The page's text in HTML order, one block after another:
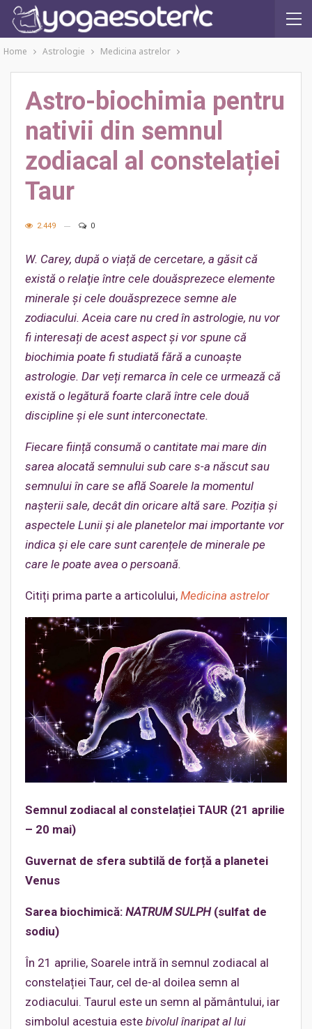
Home Astrologie Medicina astrelor
Astro-biochimia pentru
nativii din semnul
zodiacal al constelației
Taur
2.449 0
W. Carey, după o viață de cercetare, a găsit că
există o relaţie între cele douăsprezece elemente
minerale și cele douăsprezece semne ale
zodiacului. Aceia care nu credîn astrologie, nu vor
fi interesați de acest aspect și vor spune că
biochimia poate fi studiată fără a cunoaște
astrologie. Dar veți remarca în cele ce urmează că
există o legătură foarte clară între cele două
discipline și ele sunt interconectate.
Fiecare ființă consumă o cantitate mai mare din
sarea alocată semnului sub care s-a născut sau
semnului în care se află Soarele la momentul
naşterii sale, decât din oricare altă sare. Poziția și
aspectele Lunii și ale planetelor mai importante vor
indica și ele care sunt carențele de minerale pe
care le poate avea o persoană.
Citiți prima parte a articolului, Medicina astrelor
Semnul zodiacal al constelației TAUR (21 aprilie
– 20 mai)
Guvernat de sfera subtilă de forță a planetei
Venus
Sarea biochimică: NATRUM SULPH (sulfat de
sodiu)
În 21 aprilie, Soarele intră în semnul zodiacal al
constelației Taur, cel de-al doilea semn al
zodiacului. Taurul este un semn al pământului, iar
simbolul acestuia este bivolul înaripat al lui